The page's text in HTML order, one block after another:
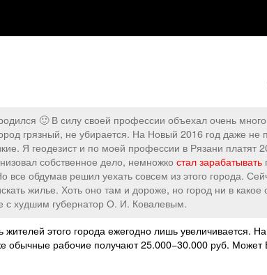
🙂 В силу своей профессии объехал очень
грязный, не убирается. На Новый 2016 год даже не
Я геодезист и по моей профессии в Рязани платят
собственное дело, немножко стал зарабатывать
все обдумав решил уехать совсем из этого города.
жилье. Хоть оно там и дороже, но город ни в какое
с худшим губернатор О. И. Ковалевым.
этого города ежегодно лишь увеличивается.
обычные рабочие получают 25.000−30.000 руб. Может